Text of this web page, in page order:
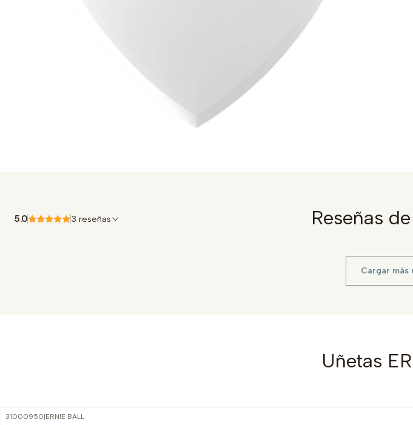
Reseñas
5.0 3 reseñas
Cargar más
Uñetas
-10%OFF
31000950|ERNIE BALL